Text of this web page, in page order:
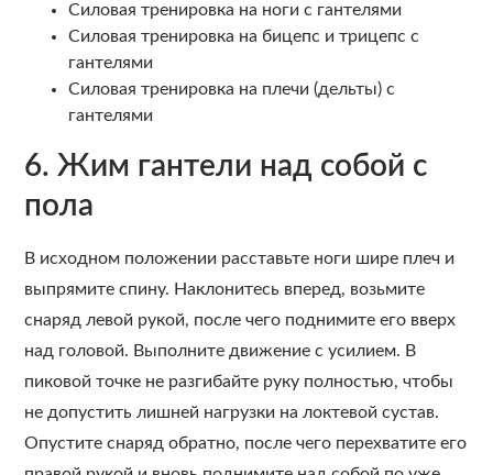
Силовая тренировка на ноги с гантелями
Силовая тренировка на бицепс и трицепс с
гантелями
Силовая тренировка на плечи (дельты) с
гантелями
6. Жим гантели над собой с
пола
В исходном положении расставьте ноги шире плеч и
выпрямите спину. Наклонитесь вперед, возьмите
снаряд левой рукой, после чего поднимите его вверх
над головой. Выполните движение с усилием. В
пиковой точке не разгибайте руку полностью, чтобы
не допустить лишней нагрузки на локтевой сустав.
Опустите снаряд обратно, после чего перехватите его